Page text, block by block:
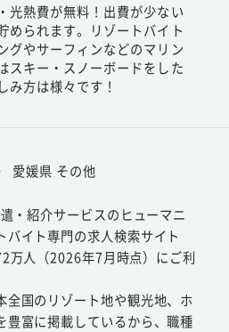
光熱費が無料！出費が少ない
められます。リゾートバイト
グやサーフィンなどのマリン
スキー・スノーボードをした
み方は様々です！
愛媛県 その他
・紹介サービスのヒューマニ
バイト専門の求人検索サイト
万人（2026年7月時点）にご利
全国のリゾート地や観光地、ホ
豊富に掲載しているから、職種